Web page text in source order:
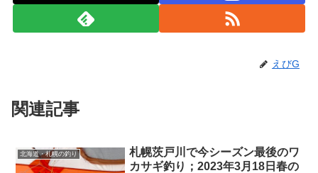
えびG
関連記事
北海道・札幌の釣り
札幌茨戸川で今シーズン最後のワ
カサギ釣り；2023年3月18日春の